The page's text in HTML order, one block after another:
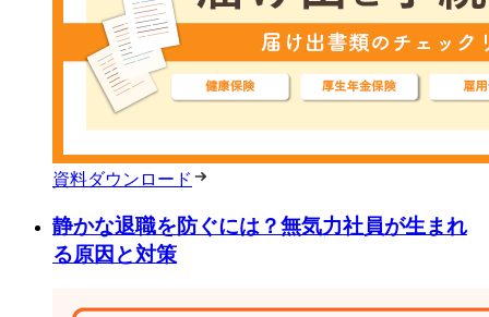
資料ダウンロード
静かな退職を防ぐには？無気力社員が生まれ
る原因と対策